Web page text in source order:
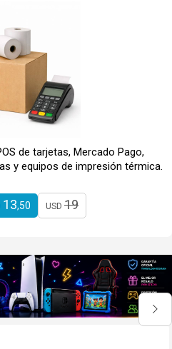
de tarjetas, Mercado Pago,
y equipos de impresión térmica.
13,50 USD 19